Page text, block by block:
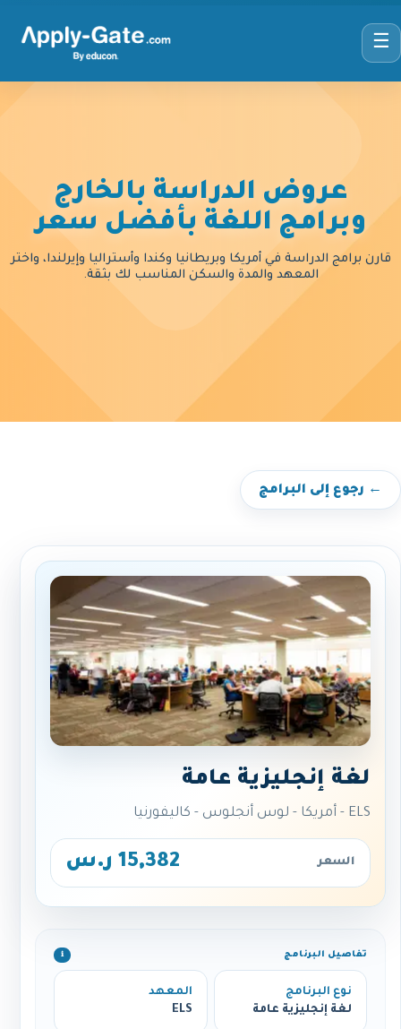
☰
عروض الدراسة بالخارج
وبرامج اللغة بأفضل سعر
قارن برامج الدراسة في أمريكا وبريطانيا وكندا وأستراليا وإيرلندا، واختر
المعهد والمدة والسكن المناسب لك بثقة.
← رجوع إلى البرامج
لغة إنجليزية عامة
ELS - أمريكا - لوس أنجلوس - كاليفورنيا
السعر 15,382 ر.س
تفاصيل البرنامج ℹ️
نوع البرنامج
لغة إنجليزية عامة
المعهد
ELS